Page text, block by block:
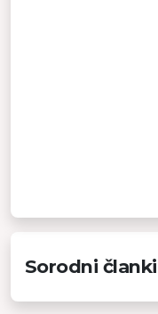
Sorodni članki
ZELO